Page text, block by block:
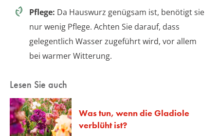
Pflege: Da Hauswurz genügsam ist, benötigt sie
nur wenig Pflege. Achten Sie darauf, dass
gelegentlich Wasser zugeführt wird, vor allem
bei warmer Witterung.
Lesen Sie auch
Was tun, wenn die Gladiole
verblüht ist?